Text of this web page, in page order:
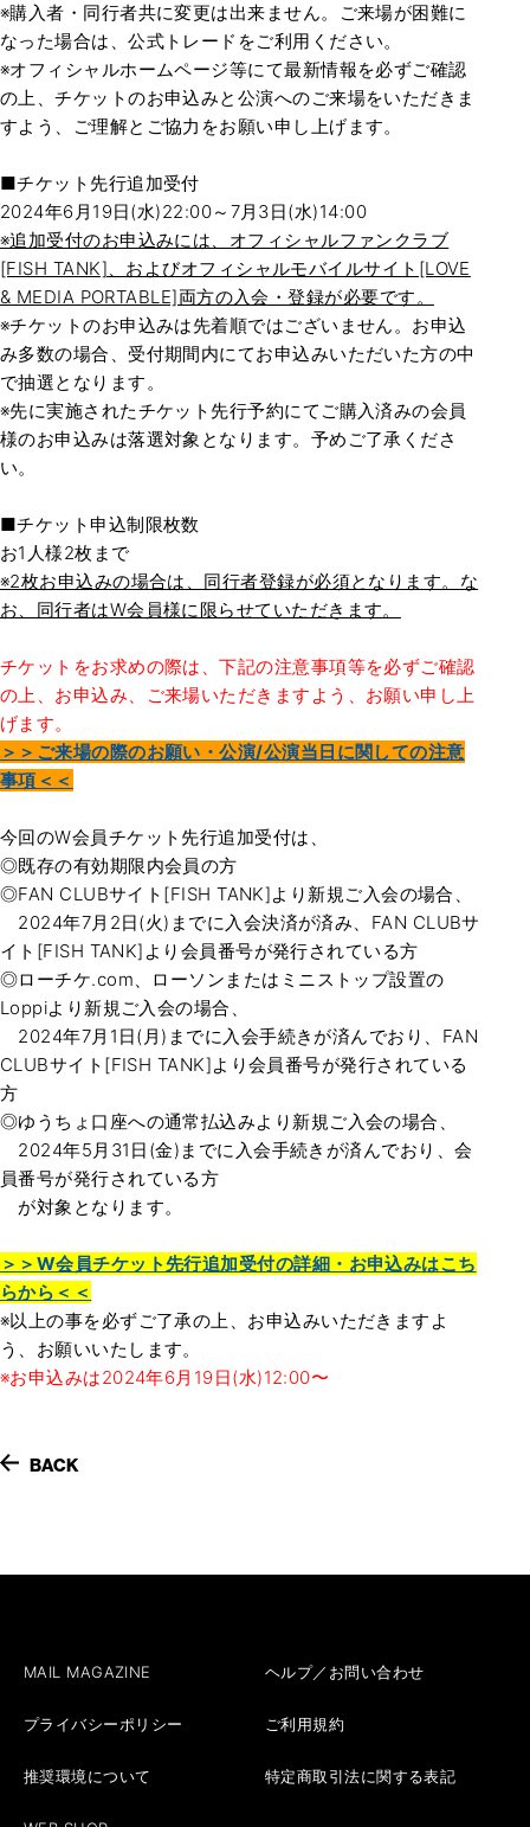
※購入者・同行者共に変更は出来ません。ご来場が困難に
なった場合は、公式トレードをご利用ください。
※オフィシャルホームページ等にて最新情報を必ずご確認
の上、チケットのお申込みと公演へのご来場をいただきま
すよう、ご理解とご協力をお願い申し上げます。
■チケット先行追加受付
2024年6月19日(水)22:00～7月3日(水)14:00
※追加受付のお申込みには、オフィシャルファンクラブ
[FISH TANK]、およびオフィシャルモバイルサイト[LOVE
& MEDIA PORTABLE]両方の入会・登録が必要です。
※チケットのお申込みは先着順ではございません。お申込
み多数の場合、受付期間内にてお申込みいただいた方の中
で抽選となります。
※先に実施されたチケット先行予約にてご購入済みの会員
様のお申込みは落選対象となります。予めご了承くださ
い。
■チケット申込制限枚数
お1人様2枚まで
※2枚お申込みの場合は、同行者登録が必須となります。な
お、同行者はW会員様に限らせていただきます。
チケットをお求めの際は、下記の注意事項等を必ずご確認
の上、お申込み、ご来場いただきますよう、お願い申し上
げます。
＞＞ご来場の際のお願い・公演/公演当日に関しての注意
事項＜＜
今回のW会員チケット先行追加受付は、
◎既存の有効期限内会員の方
◎FAN CLUBサイト[FISH TANK]より新規ご入会の場合、
2024年7月2日(火)までに入会決済が済み、FAN CLUBサ
イト[FISH TANK]より会員番号が発行されている方
◎ローチケ.com、ローソンまたはミニストップ設置の
Loppiより新規ご入会の場合、
2024年7月1日(月)までに入会手続きが済んでおり、FAN
CLUBサイト[FISH TANK]より会員番号が発行されている
方
◎ゆうちょ口座への通常払込みより新規ご入会の場合、
2024年5月31日(金)までに入会手続きが済んでおり、会
員番号が発行されている方
が対象となります。
＞＞W会員チケット先行追加受付の詳細・お申込みはこち
らから＜＜
※以上の事を必ずご了承の上、お申込みいただきますよ
う、お願いいたします。
※お申込みは2024年6月19日(水)12:00〜
BACK
MAIL MAGAZINE ヘルプ／お問い合わせ
プライバシーポリシー ご利用規約
推奨環境について 特定商取引法に関する表記